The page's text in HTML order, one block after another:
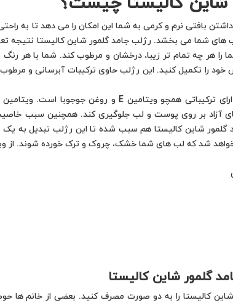
بافتی نرم و کرمی به شما این امکان را می دهد تا به
شما می بخشد. رژلب جامد گلمور شاین کالیستا نتیجه
هر چه تمام تر زیبا، درخشان و مرطوب کند. شما با هر رنگ
خود را تکمیل کنید. این رژلب حاوی ترکیبات آبرسانی و
های آزاد بر روی پوست و لب جلوگیری کند. همچنین
گلمور شاین کالیستا هم سبب شده تا این رژلب تبدیل به
شد که لب های شما خشک، چروک و ترک خورده شوند. از
گلمور شاین کالیستا
کالیستا را به دو صورت مصرف کنید. بعضی از خانم ها